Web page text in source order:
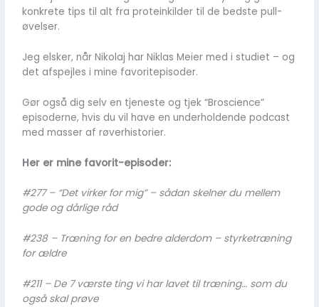
konkrete tips til alt fra proteinkilder til de bedste pull-
øvelser.
Jeg elsker, når Nikolaj har Niklas Meier med i studiet – og
det afspejles i mine favoritepisoder.
Gør også dig selv en tjeneste og tjek “Broscience”
episoderne, hvis du vil have en underholdende podcast
med masser af røverhistorier.
Her er mine favorit-episoder:
#277 – “Det virker for mig” – sådan skelner du mellem
gode og dårlige råd
#238 – Træning for en bedre alderdom – styrketræning
for ældre
#211 – De 7 værste ting vi har lavet til træning… som du
også skal prøve